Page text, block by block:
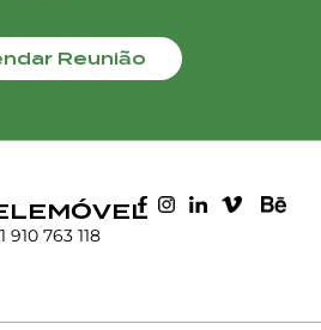
Reunião
910 763 118